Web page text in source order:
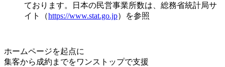
ております。日本の民営事業所数は、総務省統計局サ
イト（https://www.stat.go.jp）を参照
ホームページを起点に
集客から成約までをワンストップで支援